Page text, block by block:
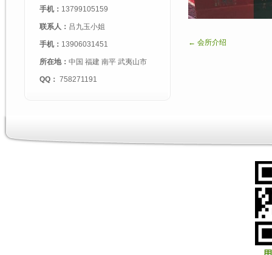
← 会所介绍
手机： 13799105159
联系人： 吕九玉小姐
手机： 13906031451
所在地： 中国 福建 南平 武夷山市
QQ： 758271191